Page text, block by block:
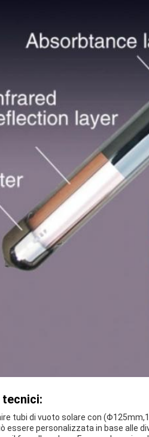
tubi di vuoto solare con
essere personalizzata in base alle